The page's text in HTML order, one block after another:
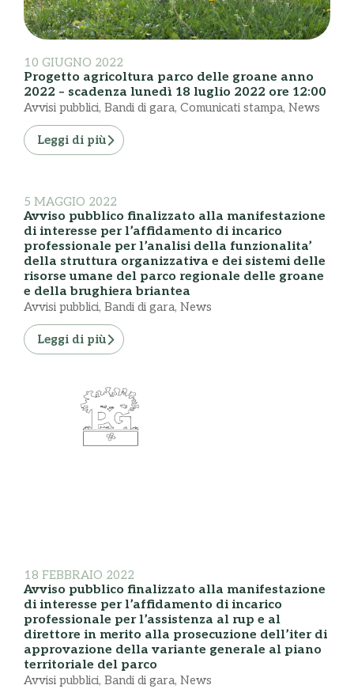
10 GIUGNO 2022
Progetto agricoltura parco delle groane anno
2022 – scadenza lunedì 18 luglio 2022 ore 12:00
Avvisi pubblici, Bandi di gara, Comunicati stampa, News
Leggi di più
5 MAGGIO 2022
Avviso pubblico finalizzato alla manifestazione
di interesse per l’affidamento di incarico
professionale per l’analisi della funzionalita’
della struttura organizzativa e dei sistemi delle
risorse umane del parco regionale delle groane
e della brughiera briantea
Avvisi pubblici, Bandi di gara, News
Leggi di più
18 FEBBRAIO 2022
Avviso pubblico finalizzato alla manifestazione
di interesse per l’affidamento di incarico
professionale per l’assistenza al rup e al
direttore in merito alla prosecuzione dell’iter di
approvazione della variante generale al piano
territoriale del parco
Avvisi pubblici, Bandi di gara, News